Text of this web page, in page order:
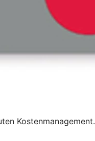
Kostenmanagement.